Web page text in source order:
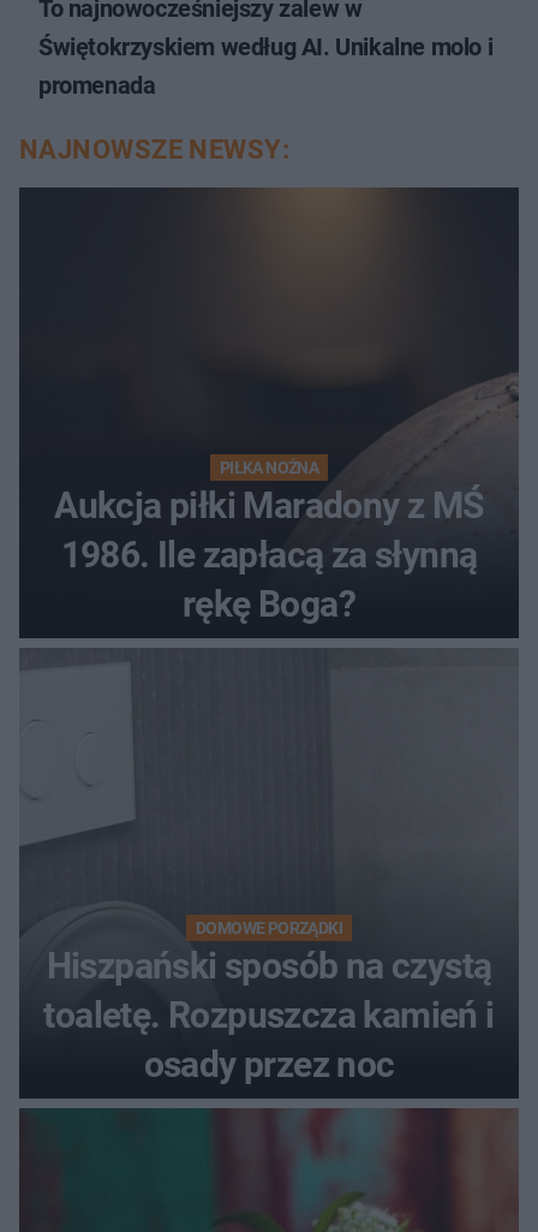
To najnowocześniejszy zalew w
Świętokrzyskiem według AI. Unikalne molo i
promenada
NAJNOWSZE NEWSY:
PIŁKA NOŻNA
Aukcja piłki Maradony z MŚ
1986. Ile zapłacą za słynną
rękę Boga?
DOMOWE PORZĄDKI
Hiszpański sposób na czystą
toaletę. Rozpuszcza kamień i
osady przez noc